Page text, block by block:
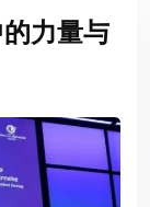
力量与